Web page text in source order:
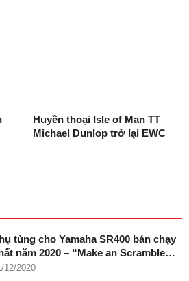
Huyền thoại Isle of Man TT
Michael Dunlop trở lại EWC
tùng cho Yamaha SR400 bán chạy
năm 2020 – “Make an Scramble…
12/2020